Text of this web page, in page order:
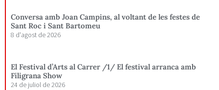
Conversa amb Joan Campins, al voltant de les festes de
Sant Roc i Sant Bartomeu
8 d'agost de 2026
El Festival d’Arts al Carrer /1/ El festival arranca amb
Filigrana Show
24 de juliol de 2026